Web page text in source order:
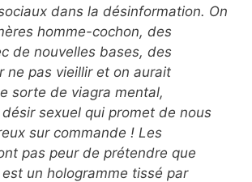
dans la désinformation. On
homme-cochon, des
de nouvelles bases, des
ne pas vieillir et on aurait
sorte de viagra mental,
sexuel qui promet de nous
sur commande ! Les
pas peur de prétendre que
un hologramme tissé par